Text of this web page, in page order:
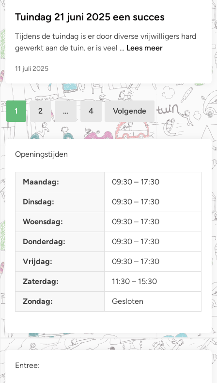
p
a
a
s
n
Tuindag 21 juni 2025 een succes
Tijdens de tuindag is er door diverse vrijwilligers hard
gewerkt aan de tuin. er is veel … T
n
d
g
2
1
n
i
2
0
2
5
e
e
s
u
c
s
Lees meer
11 juli 2025
Berichten
paginering
1 2 … 4 Volgende
Openingstijden
Maandag: 09:30 – 17:30
Dinsdag: 09:30 – 17:30
Woensdag: 09:30 – 17:30
Donderdag: 09:30 – 17:30
Vrijdag: 09:30 – 17:30
Zaterdag: 11:30 – 15:30
Zondag: Gesloten
Entree: